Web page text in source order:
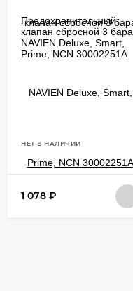
Предохранительный
клапан сбросной 3 бара
NAVIEN Deluxe, Smart,
Prime, NCN 30002251A
НЕТ В НАЛИЧИИ
1 078 ₽